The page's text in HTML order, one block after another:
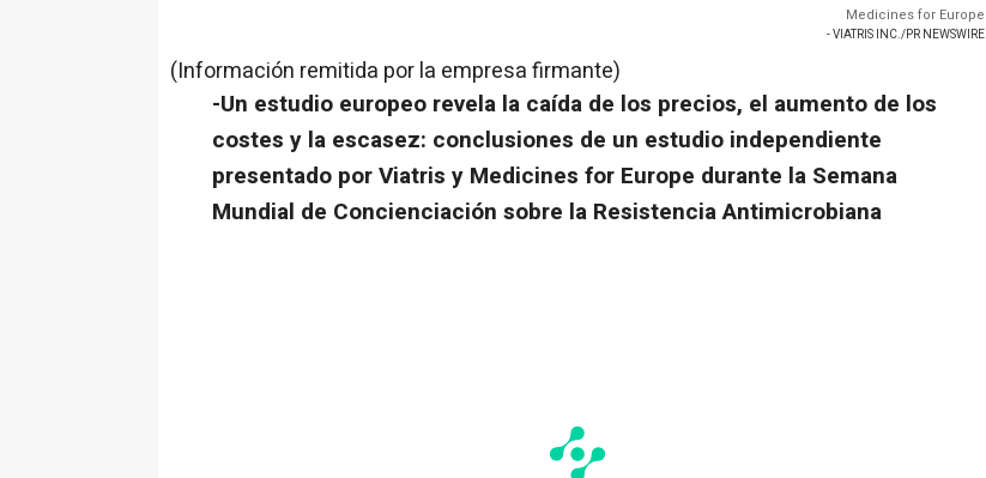
Medicines for Europe
- VIATRIS INC./PR NEWSWIRE
(Información remitida por la empresa firmante)
-Un estudio europeo revela la caída de los precios, el aumento de los
costes y la escasez: conclusiones de un estudio independiente
presentado por Viatris y Medicines for Europe durante la Semana
Mundial de Concienciación sobre la Resistencia Antimicrobiana